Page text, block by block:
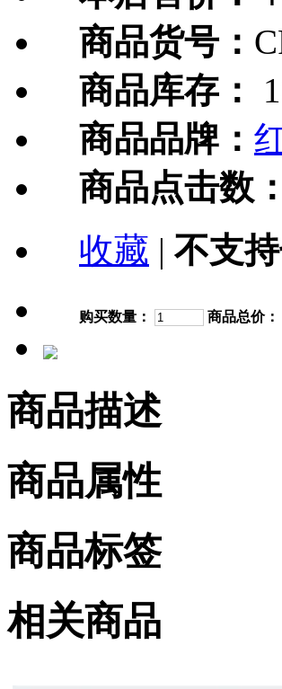
商品货号：
商品库存：
商品品牌：
商品点击数：
收藏 | 不支
购买数量： 商品总价：
商品描述
商品属性
商品标签
相关商品